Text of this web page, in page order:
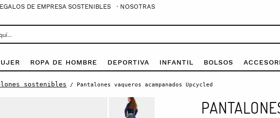
DE EMPRESA SOSTENIBLES · NOSOTRAS
ROPA DE HOMBRE DEPORTIVA INFANTIL BOLSOS
sostenibles / Pantalones vaqueros acampanados Upcycled